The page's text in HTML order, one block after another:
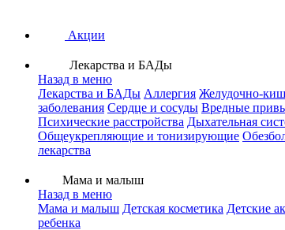
Акции
Лекарства и БАДы
Назад в меню
Лекарства и БАДы Аллергия Желудочно-
заболевания Сердце и сосуды Вредные
Психические расстройства Дыхательная
Общеукрепляющие и тонизирующие
лекарства
Мама и малыш
Назад в меню
Мама и малыш Детская косметика Детские
ребенка